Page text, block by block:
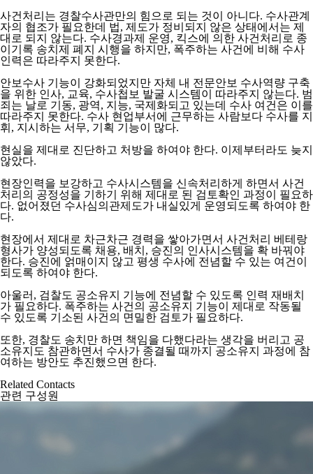
사건처리는 경찰수사관만의 힘으로 되는 것이 아니다. 수사관계
자의 협조가 필요한데 법, 제도가 정비되지 않은 상태에서는 제
대로 되지 않는다. 수사경과제 운영, 킥스에 의한 사건처리로 종
이기록 송치제 폐지 시행을 하지만, 폭주하는 사건에 비해 수사
인력은 따라주지 못한다.
안보수사 기능이 강화되었지만 자체 내 전문안보 수사역량 구축
을 위한 인사, 교육, 수사첩보 발굴 시스템이 따라주지 않는다. 범
죄는 날로 기동, 광역, 지능, 국제화되고 있는데 수사 여건은 이를
따라주지 못한다. 수사 현업부서에 근무하는 사람보다 수사를 지
휘, 지시하는 서무, 기획 기능이 많다.
현실을 제대로 진단하고 처방을 하여야 한다. 이제부터라도 늦지
않았다.
현장인력을 보강하고 수사시스템을 신속처리하게 하면서 사건
처리의 공정성을 기하기 위해 제대로 된 검토확인 과정이 필요하
다. 없어졌던 수사심의관제도가 내실있게 운영되도록 하여야 한
다.
현장에서 제대로 차근차근 경력을 쌓아가면서 사건처리 베테랑
형사가 양성되도록 채용, 배치, 승진의 인사시스템을 확 바꿔야
한다. 승진에 얽매이지 않고 평생 수사에 전념할 수 있는 여건이
되도록 하여야 한다.
아울러, 검찰도 공소유지 기능에 전념할 수 있도록 인력 재배치
가 필요하다. 폭주하는 사건의 공소유지 기능이 제대로 작동될
수 있도록 기소된 사건의 면밀한 검토가 필요하다.
또한, 경찰도 송치만 하면 책임을 다했다라는 생각을 버리고 공
소유지도 참관하면서 수사가 종결될 때까지 공소유지 과정에 참
여하는 방안도 추진했으면 한다.
Related Contacts
관련 구성원